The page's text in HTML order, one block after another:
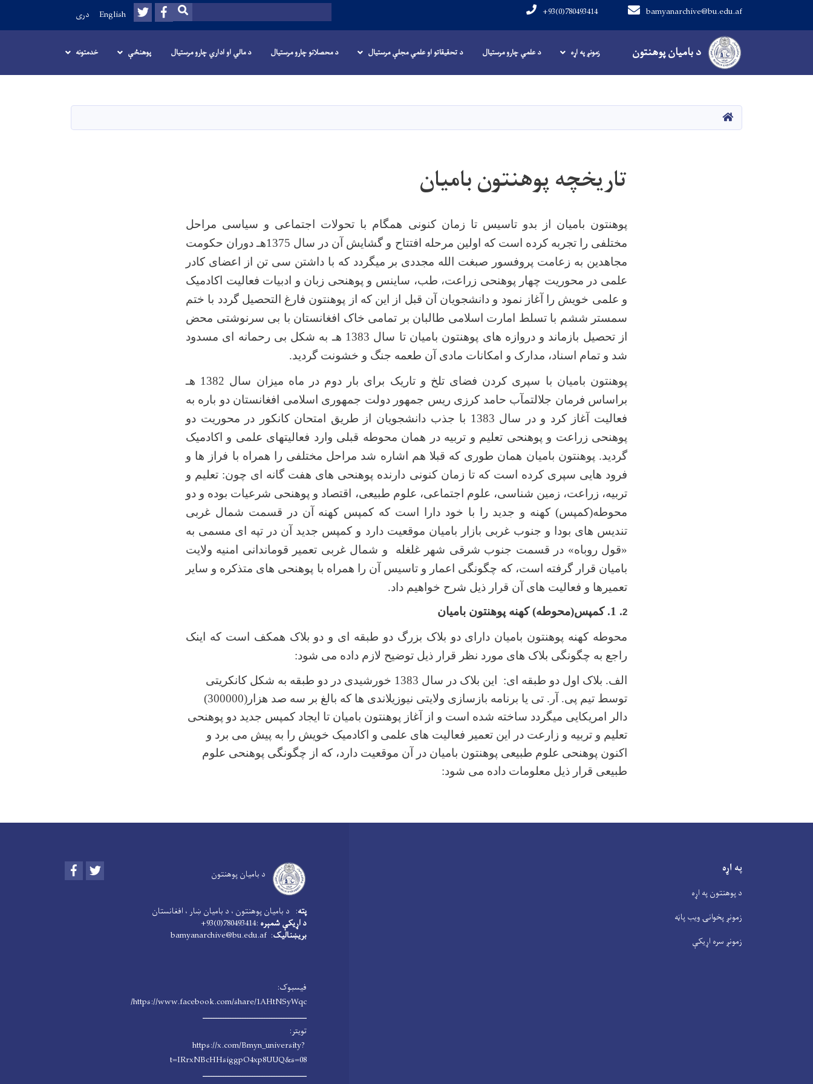
د بامیان پوهنتون
bamyanarchive@bu.edu.af
+93(0)780493414
SEARCH
Facebook
Twitter
English دری
Main navigation
د بامیان پوهنتون زمونږ په اړه د علمي چارو مرستيال د تحقیقاتو او علمي مجلې مرستیال د محصلانو چارو مرستیال د مالي او اداري چارو مرستیال پوهنځې خدمتونه
کور
تاریخچه پوهنتون بامیان
پوهنتون بامیان از بدو تاسیس تا زمان کنونی همگام با تحولات اجتماعی و سیاسی مراحل
مختلفی را تجربه کرده است که اولین مرحله افتتاح و گشایش آن در سال 1375هـ دوران حکومت
مجاهدین به زعامت پروفسور صبغت الله مجددی بر می­گردد که با داشتن سی تن از اعضای کادر
علمی در محوریت چهار پوهنحی زراعت، طب، ساینس و پوهنحی زبان و ادبیات فعالیت اکادمیک
و علمی خویش را آغاز نمود و دانشجویان آن قبل از این که از پوهنتون فارغ التحصیل گردد با ختم
سمستر ششم با تسلط امارت اسلامی طالبان بر تمامی خاک افغانستان با بی سرنوشتی محض
از تحصیل بازماند و دروازه های پوهنتون بامیان تا سال 1383 هـ به شکل بی رحمانه ای مسدود
شد و تمام اسناد، مدارک و امکانات مادی آن طعمه جنگ و خشونت گردید.
پوهنتون بامیان با سپری کردن فضای تلخ و تاریک برای بار دوم در ماه میزان سال 1382 هـ
براساس فرمان جلالتمآب حامد کرزی ریس جمهور دولت جمهوری اسلامی افغانستان دو باره به
فعالیت آغاز کرد و در سال 1383 با جذب دانشجویان از طریق امتحان کانکور در محوریت دو
پوهنحی زراعت و پوهنحی تعلیم و تربیه در همان محوطه قبلی وارد فعالیتهای علمی و اکادمیک
گردید. پوهنتون بامیان همان طوری که قبلا هم اشاره شد مراحل مختلفی را همراه با فراز ها و
فرود هایی سپری کرده است که تا زمان کنونی دارنده پوهنحی های هفت گانه ای چون: تعلیم و
تربیه، زراعت، زمین شناسی، علوم اجتماعی، علوم طبیعی، اقتصاد و پوهنحی شرعیات بوده و دو
محوطه(کمپس) کهنه و جدید را با خود دارا است که کمپس کهنه آن در قسمت شمال غربی
تندیس های بودا و جنوب غربی بازار بامیان موقعیت دارد و کمپس جدید آن در تپه ای مسمی به
«قول روباه» در قسمت جنوب شرقی شهر غلغله و شمال غربی تعمیر قوماندانی امنیه ولایت
بامیان قرار گرفته است، که چگونگی اعمار و تاسیس آن را همراه با پوهنحی های متذکره و سایر
تعمیرها و فعالیت های آن قرار ذیل شرح خواهیم داد.
2. 1. کمپس(محوطه) کهنه پوهنتون بامیان
محوطه کهنه پوهنتون بامیان دارای دو بلاک بزرگ دو طبقه ای و دو بلاک هم­کف است که اینک
راجع به چگونگی بلاک های مورد نظر قرار ذیل توضیح لازم داده می شود:
الف. بلاک اول دو طبقه ای: این بلاک در سال 1383 خورشیدی در دو طبقه به شکل کانکریتی
توسط تیم پی. آر. تی یا برنامه بازسازی ولایتی نیوزیلاندی ها که بالغ بر سه صد هزار(300000)
دالر امریکایی میگردد ساخته شده است و از آغاز پوهنتون بامیان تا ایجاد کمپس جدید دو پوهنحی
تعلیم و تربیه و زارعت در این تعمیر فعالیت های علمی و اکادمیک خویش را به پیش می برد و
اکنون پوهنحی علوم طبیعی پوهنتون بامیان در آن موقعیت دارد، که از چگونگی پوهنحی علوم
طبیعی قرار ذیل معلومات داده می شود:
په اړه
د پوهنتون په اړه
زمونږ پخوانۍ ویب پاڼه
زمونږ سره اړیکې
د بامیان پوهنتون Facebook
پته: د بامیان پوهنتون ، د بامیان ښار ، افغانستان
د اړیکې شمېره :780493414(0)93+
بریښنالیک: bamyanarchive@bu.edu.af
فیسبوک:
https://www.facebook.com/share/1AHtNSyWqc/
ـــــــــــــــــــــــــــــــــــــــــــ
تویتر:
https://x.com/Bmyn_university?
t=IRrxNBcHHsiggpO4xp8UUQ&s=08
ـــــــــــــــــــــــــــــــــــــــــــ